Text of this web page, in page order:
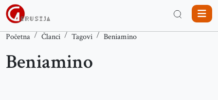
Početna Članci Tagovi Beniamino
Beniamino